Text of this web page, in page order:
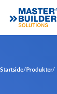
Startside Produkter